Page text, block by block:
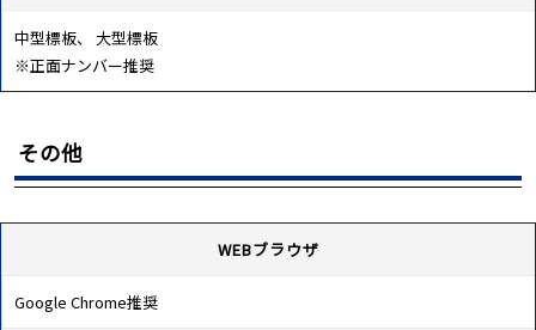
中型標板、 大型標板
※正面ナンバー推奨
その他
WEBブラウザ
Google Chrome推奨